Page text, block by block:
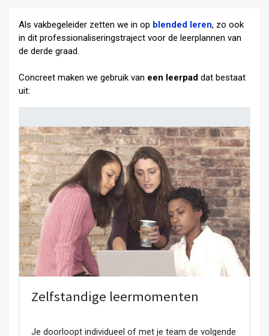
Als vakbegeleider zetten we in op blended leren, zo ook
in dit professionaliseringstraject voor de leerplannen van
de derde graad
Concreet maken we gebruik van een leerpad dat bestaat
uit:
Zelfstandige leermomenten
Je doorloopt individueel of met je team de volgende